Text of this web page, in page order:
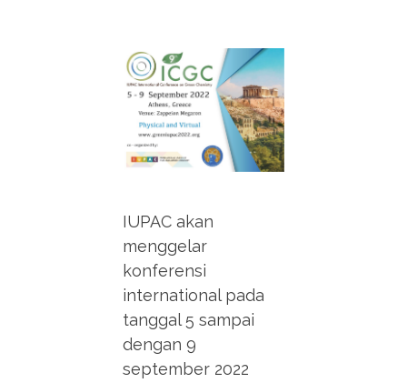
IUPAC akan
menggelar
konferensi
international pada
tanggal 5 sampai
dengan 9
september 2022